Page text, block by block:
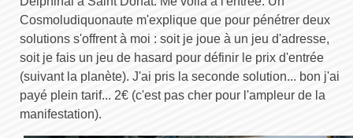
Cosmoludiquonaute m'explique que pour pénétrer deux
solutions s'offrent à moi : soit je joue à un jeu d'adresse,
soit je fais un jeu de hasard pour définir le prix d'entrée
(suivant la planète). J'ai pris la seconde solution... bon j'ai
payé plein tarif... 2€ (c'est pas cher pour l'ampleur de la
manifestation).